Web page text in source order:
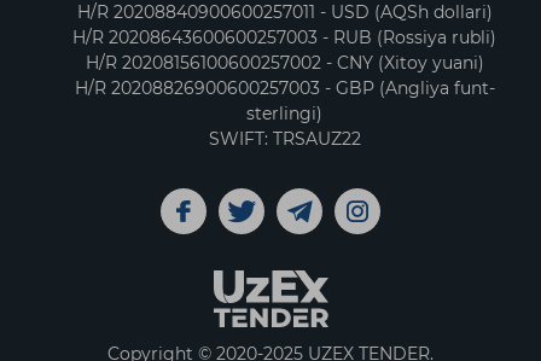
H/R 20208840900600257011 - USD (AQSh dollari)
H/R 20208643600600257003 - RUB (Rossiya rubli)
H/R 20208156100600257002 - CNY (Xitoy yuani)
H/R 20208826900600257003 - GBP (Angliya funt-
sterlingi)
SWIFT: TRSAUZ22
Copyright © 2020-2025 UZEX TENDER.